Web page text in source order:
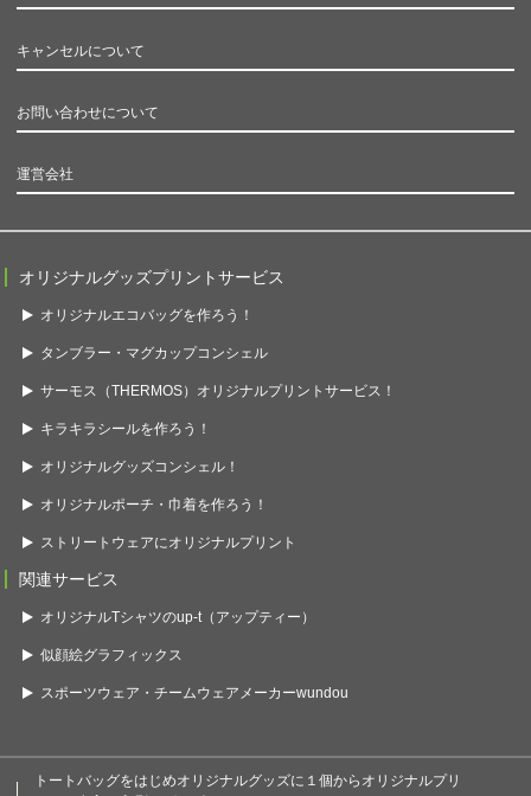
キャンセルについて
お問い合わせについて
運営会社
オリジナルグッズプリントサービス
オリジナルエコバッグを作ろう！
タンブラー・マグカップコンシェル
サーモス（THERMOS）オリジナルプリントサービス！
キラキラシールを作ろう！
オリジナルグッズコンシェル！
オリジナルポーチ・巾着を作ろう！
ストリートウェアにオリジナルプリント
関連サービス
オリジナルTシャツのup-t（アップティー）
似顔絵グラフィックス
スポーツウェア・チームウェアメーカーwundou
トートバッグをはじめオリジナルグッズに１個からオリジナルプリ